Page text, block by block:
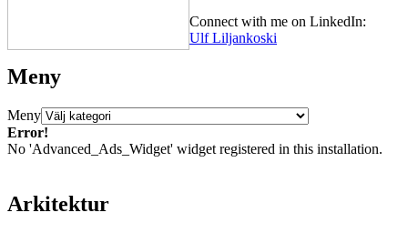
Connect with me on LinkedIn:
Ulf Liljankoski
Meny
Meny
Error!
No 'Advanced_Ads_Widget' widget registered in this installation.
Arkitektur